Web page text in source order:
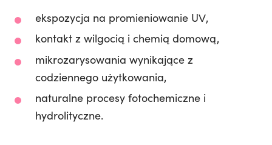
ekspozycja na promieniowanie UV,
kontakt z wilgocią i chemią domową,
mikrozarysowania wynikające z
codziennego użytkowania,
naturalne procesy fotochemiczne i
hydrolityczne.